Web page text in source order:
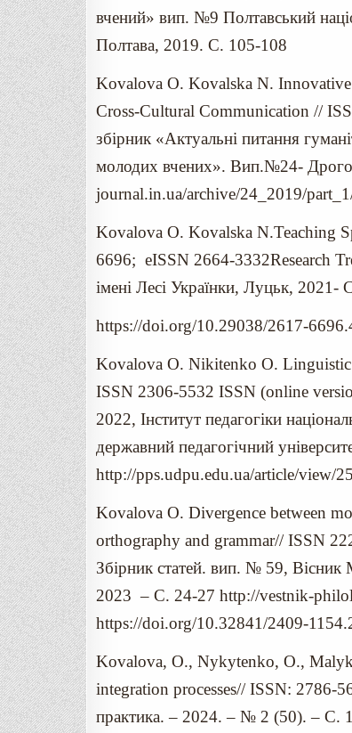
вчений» вип. №9 Полтавський
Полтава, 2019. C. 105-108
Kovalova O. Kovalska N.
Cross-Cultural Communication //
збірник «Актуальні питання
молодих вчених». Вип.№24-
journal.in.ua/archive/24_2019/
Kovalova O. Kovalska N.Teaching
6696; eISSN 2664-3332Research
імені Лесі Українки, Луцьк, 2021-
https://doi.org/10.29038/2617-
Kovalova O. Nikitenko O. Linguistic
ISSN 2306-5532 ISSN (online
2022, Інститут педагогіки
державний педагогічний
http://pps.udpu.edu.ua/article/view/
Kovalova O. Divergence between
orthography and grammar// ISSN
Збірник статей. вип. № 59, Вісник
2023 – С. 24-27 http://vestnik-
https://doi.org/10.32841/2409-
Kovalova, O., Nykytenko, O.,
integration processes// ISSN: 2786-
практика. – 2024. – № 2 (50). – С.